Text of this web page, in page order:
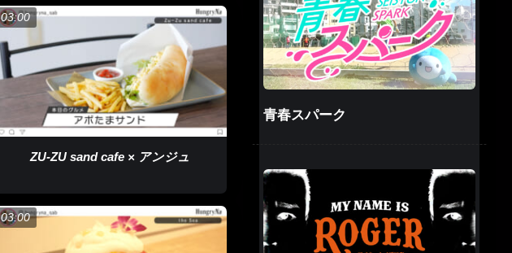
03:00
ZU-ZU sand cafe × アンジュ
03:00
青春スパーク